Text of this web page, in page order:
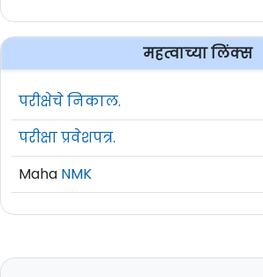
महत्वाच्या लिंक्स
परीक्षेचे निकाल.
परीक्षा प्रवेशपत्र.
Maha NMK